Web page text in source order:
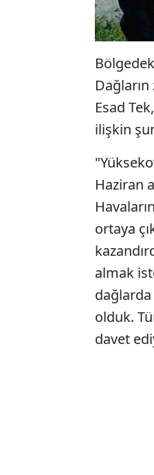
Esad
ilişkin
Haziran
ortaya
almak
olduk.
davet